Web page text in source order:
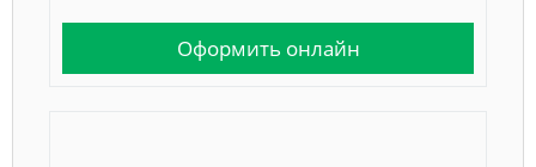
Оформить онлайн